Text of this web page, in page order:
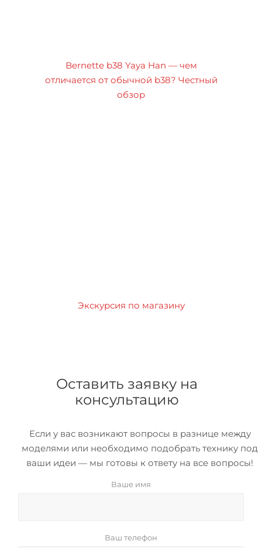
Bernette b38 Yaya Han — чем
отличается от обычной b38? Честный
обзор
Экскурсия по магазину
Оставить заявку на
консультацию
Если у вас возникают вопросы в разнице между
моделями или необходимо подобрать технику под
ваши идеи — мы готовы к ответу на все вопросы!
Ваше имя
Ваш телефон